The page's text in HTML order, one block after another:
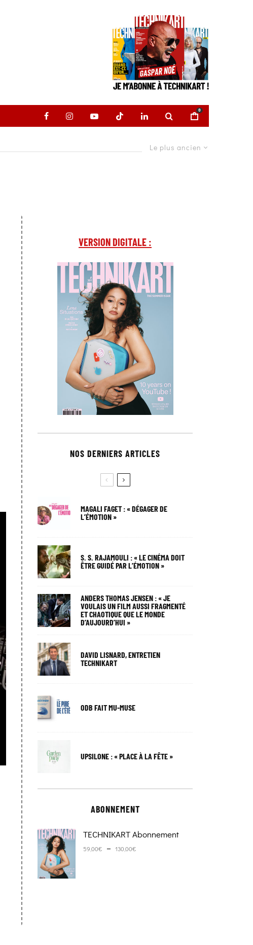
0
Le plus ancien
VERSION DIGITALE :
NOS DERNIERS ARTICLES
MAGALI FAGET : « DÉGAGER DE
L’ÉMOTION »
S. S. RAJAMOULI : « LE CINÉMA DOIT
ÊTRE GUIDÉ PAR L’ÉMOTION »
ANDERS THOMAS JENSEN : « JE
VOULAIS UN FILM AUSSI FRAGMENTÉ
ET CHAOTIQUE QUE LE MONDE
D’AUJOURD’HUI »
DAVID LISNARD, ENTRETIEN
TECHNIKART
ODB FAIT MU-MUSE
UPSILONE : « PLACE À LA FÊTE »
ABONNEMENT
TECHNIKART Abonnement
59,00€ – 130,00€